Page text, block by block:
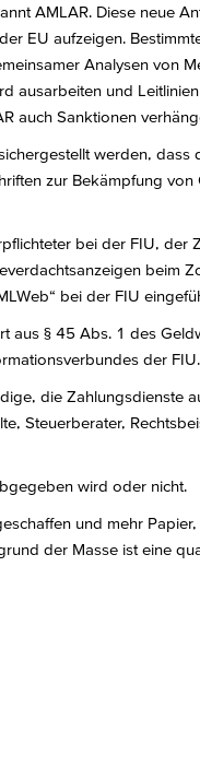
AMLAR. Diese neue
EU aufzeigen.
Analysen von
ausarbeiten und
auch Sanktionen
werden, dass
zur Bekämpfung von
bei der FIU, der
beim
bei der FIU
aus § 45 Abs. 1 des
der FIU.
die Zahlungsdienste
Steuerberater,
wird oder nicht.
und mehr
der Masse ist eine